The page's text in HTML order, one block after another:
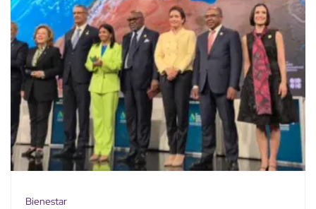
Bienestar